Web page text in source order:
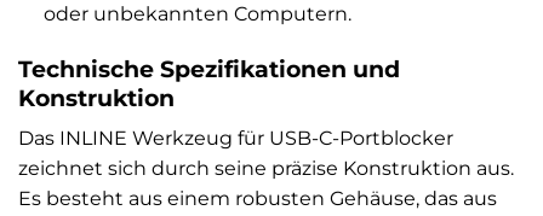
oder unbekannten Computern.
Technische Spezifikationen und
Konstruktion
Das INLINE Werkzeug für USB-C-Portblocker
zeichnet sich durch seine präzise Konstruktion aus.
Es besteht aus einem robusten Gehäuse, das aus